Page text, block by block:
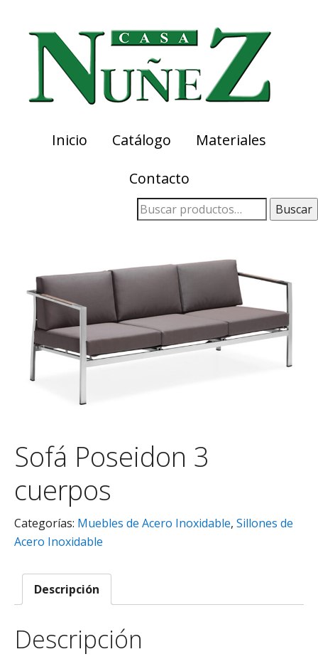
navigation
Inicio Catálogo
Materiales
Contacto
Buscar
Sofá Poseidon 3
cuerpos
Categorías: Muebles de Acero Inoxidable, Sillones de
Acero Inoxidable
Descripción
Descripción